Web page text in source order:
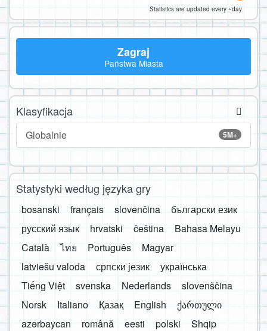
Statistics are updated every ~day
Zagraj
Państwa Miasta
Klasyfikacja
5M+
Globalnie
Statystyki według języka gry
bosanski français slovenčina
български език
русский язык
hrvatski čeština
Bahasa Melayu
Català
ไทย Português
Magyar
latviešu valoda
српски језик
українська
Tiếng Việt
svenska Nederlands
slovenščina
Norsk
Italiano Қазақ English
ქართული
azərbaycan
română eesti polski
Shqip